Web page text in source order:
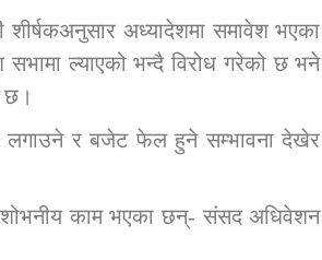
अध्यादेशमा समावेश भएका
ल्याएको भन्दै विरोध गरेको छ भने
छ।
लगाउने र बजेट फेल हुने सम्भावना देखेर
काम भएका छन्- संसद अधिवेशन